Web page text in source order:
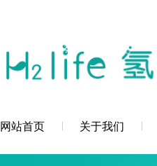
网站首页 关于我们